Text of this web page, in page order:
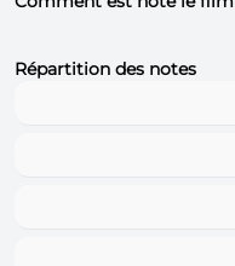
Répartition des notes